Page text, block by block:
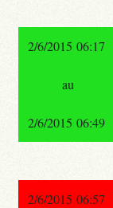
2/6/2015 06:17
au
2/6/2015 06:49
2/6/2015 06:57